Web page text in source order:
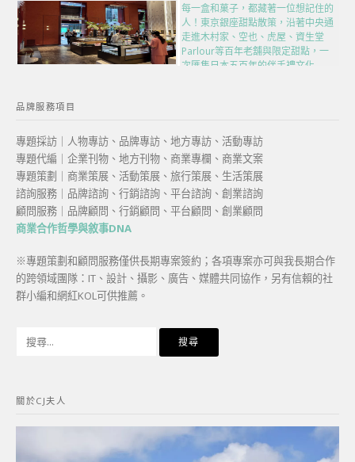
每一盒和菓子，都藏著一位想記住的
人！東京銀座甜點散策，沿著中央通
走進木村家、空也、虎屋、資生堂
Parlour等百年老舖與限定甜點，一
次匯集日本五百年的伴手禮文化
品牌服務項目
專題採訪｜人物專訪、品牌專訪、地方專訪、活動專訪
專題代編｜企業刊物、地方刊物、商業專欄、商業文案
專題策劃｜商業策展、活動策展、旅行策展、生活策展
諮詢服務｜品牌諮詢、行銷諮詢、平台諮詢、創業諮詢
顧問服務｜品牌顧問、行銷顧問、平台顧問、創業顧問
商業合作哲學與敘事DNA
※專題策劃和顧問服務僅供長期專案簽約；各項專案亦可與我長期合作
的跨領域團隊：IT、設計、攝影、廣告、媒體共同協作，另有信賴的社
群小編和網紅KOL可供推薦。
字:
關於CJ夫人